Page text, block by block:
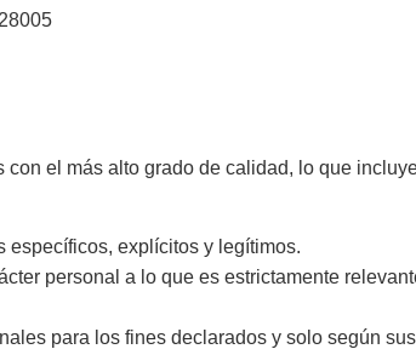
el más alto grado de calidad, lo que
específicos, explícitos y legítimos.
personal a lo que es estrictamente
para los fines declarados y solo según